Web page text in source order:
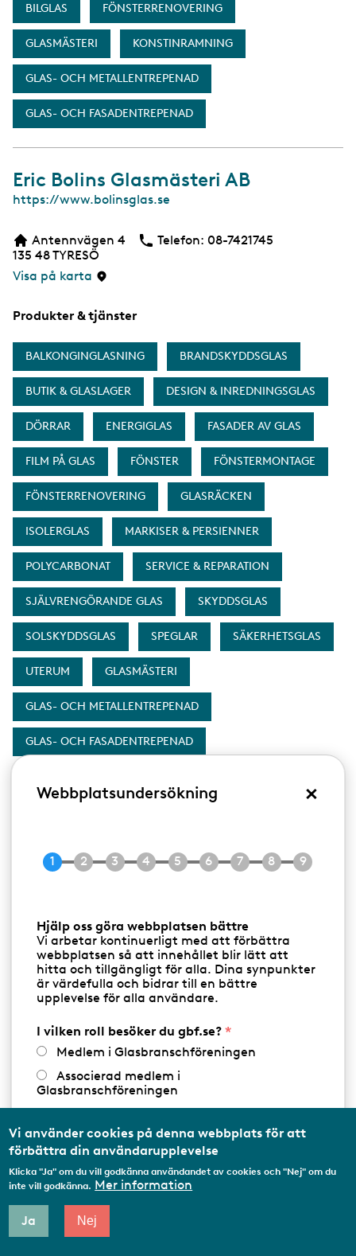
BILGLAS FÖNSTERRENOVERING
GLASMÄSTERI KONSTINRAMNING
GLAS- OCH METALLENTREPENAD
GLAS- OCH FASADENTREPENAD
Eric Bolins Glasmästeri AB
W
b
s
i
https://www.bolinsglas.se
Antennvägen 4
135 48TYRESÖ
Visa på karta
Telefon: Telefon
08-7421745
Produkter & tjänster
BALKONGINGLASNING BRANDSKYDDSGLAS
BUTIK & GLASLAGER DESIGN & INREDNINGSGLAS
DÖRRAR ENERGIGLAS FASADER AV GLAS
FILM PÅ GLAS FÖNSTER FÖNSTERMONTAGE
FÖNSTERRENOVERING GLASRÄCKEN
ISOLERGLAS MARKISER & PERSIENNER
POLYCARBONAT SERVICE & REPARATION
SJÄLVRENGÖRANDE GLAS SKYDDSGLAS
SOLSKYDDSGLAS SPEGLAR SÄKERHETSGLAS
UTERUM GLASMÄSTERI
GLAS- OCH METALLENTREPENAD
GLAS- OCH FASADENTREPENAD
Fasadglas Bäcklin AB
Karlsbodavägen 9-11
Telefon: Telefon
08-7047400
Produkter & tjänster
BLYGLASNING/KONSTGLAS BRANDSKYDDSGLAS
BUTIK & GLASLAGER DESIGN & INREDNINGSGLAS
DÖRRAR ENERGIGLAS FASADER AV GLAS
FILM PÅ GLAS FÖNSTER
FÖNSTERRENOVERING GLASRÄCKEN
Webbplatsundersökning ×
Hjälp oss göra webbplatsen bättre
Vi arbetar kontinuerligt med att förbättra
webbplatsen så att innehållet blir lätt att
hitta och tillgängligt för alla. Dina synpunkter
är värdefulla och bidrar till en bättre
upplevelse för alla användare.
I vilken roll besöker du gbf.se?
Medlem i Glasbranschföreningen
Associerad medlem i
Glasbranschföreningen
medlemsorganisation/Svenskt Näringsliv
Utbildningsaktör
Student
Annat...
Vi använder cookies på denna webbplats för att
förbättra din användarupplevelse
Klicka "Ja" om du vill godkänna användandet av cookies och "Nej" om du
inte vill godkänna. Mer information
Ja Nej